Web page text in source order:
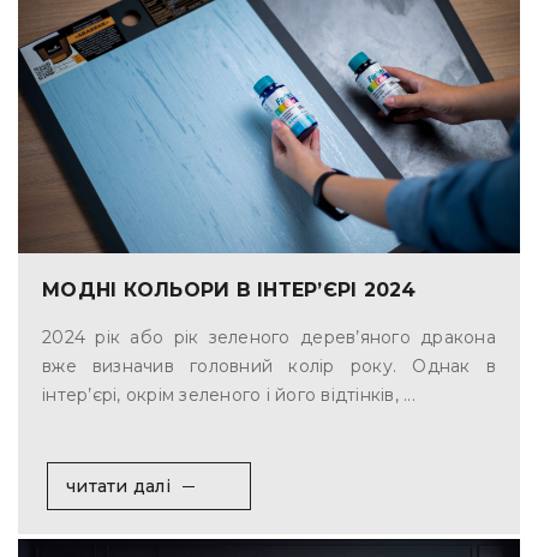
МОДНІ КОЛЬОРИ В ІНТЕР’ЄРІ 2024
2024 рік або рік зеленого дерев’яного дракона
вже визначив головний колір року. Однак в
інтер’єрі, окрім зеленого і його відтінків, ...
читати далі